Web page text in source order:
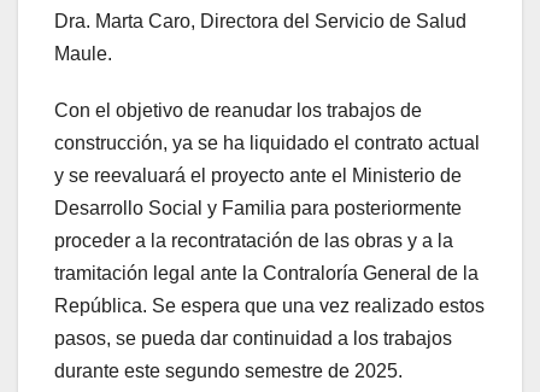
Dra. Marta Caro, Directora del Servicio de Salud
Maule.
Con el objetivo de reanudar los trabajos de
construcción, ya se ha liquidado el contrato actual
y se reevaluará el proyecto ante el Ministerio de
Desarrollo Social y Familia para posteriormente
proceder a la recontratación de las obras y a la
tramitación legal ante la Contraloría General de la
República. Se espera que una vez realizado estos
pasos, se pueda dar continuidad a los trabajos
durante este segundo semestre de 2025.